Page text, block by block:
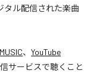
タル配信された楽曲
、 YouTube
サービスで聴くこと